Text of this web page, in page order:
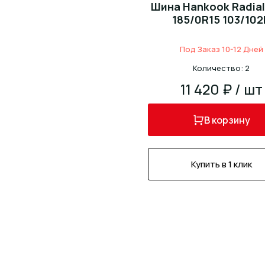
Шина Hankook Radial
185/0R15 103/
Под Заказ 10-12 Дней
Количество: 2
11 420 ₽ / шт
В корзину
Купить в 1 клик